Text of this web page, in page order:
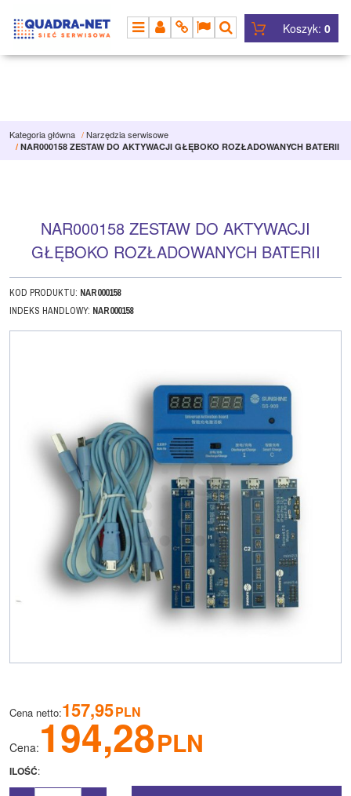
MENUPANELINFOLANGSZUKAJ Koszyk: 0
Kategoria główna /Narzędzia serwisowe
/ NAR000158 ZESTAW DO AKTYWACJI GŁĘBOKO ROZŁADOWANYCH BATERII
NAR000158 ZESTAW DO AKTYWACJI
GŁĘBOKO ROZŁADOWANYCH BATERII
KOD PRODUKTU: NAR000158
INDEKS HANDLOWY: NAR000158
Cena netto:157,95PLN
Cena: 194,28PLN
ILOŚĆ: